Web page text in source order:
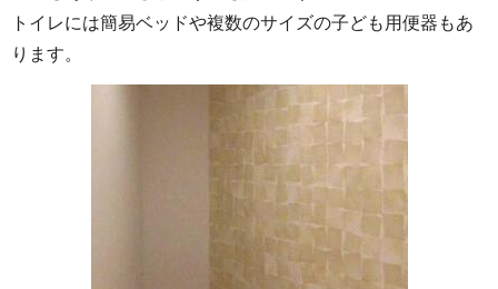
トイレには簡易ベッドや複数のサイズの子ども用便器もあ
ります。